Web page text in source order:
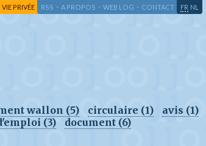
VIE PRIVÉE RSS - A PROPOS - WEB LOG - CONTACT FR NL
wallon (5) circulaire (1)
avis (1)
(3) document (6)